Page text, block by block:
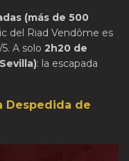
(más de 500
del Riad Vendôme es
A solo 2h20 de
: la escapada
Despedida de